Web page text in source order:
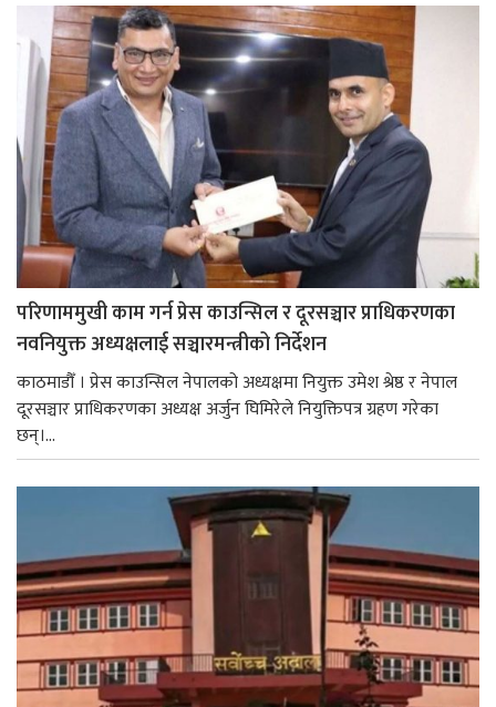
परिणाममुखी काम गर्न प्रेस काउन्सिल र दूरसञ्चार प्राधिकरणका
नवनियुक्त अध्यक्षलाई सञ्चारमन्त्रीको निर्देशन
काठमाडौँ । प्रेस काउन्सिल नेपालको अध्यक्षमा नियुक्त उमेश श्रेष्ठ र नेपाल
दूरसञ्चार प्राधिकरणका अध्यक्ष अर्जुन घिमिरेले नियुक्तिपत्र ग्रहण गरेका
छन्।...